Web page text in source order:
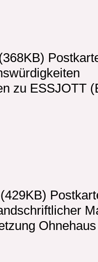
zu ESSJOTT
(429KB)
Ohnehaus